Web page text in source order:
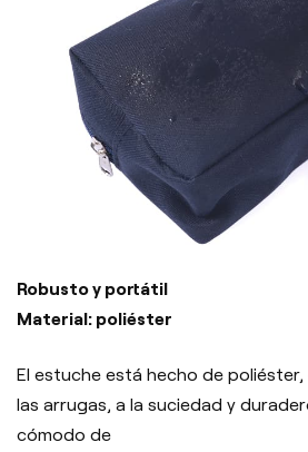
Robusto y portátil
Material: poliéster
El estuche está hecho de
las arrugas, a la suciedad y
cómodo de